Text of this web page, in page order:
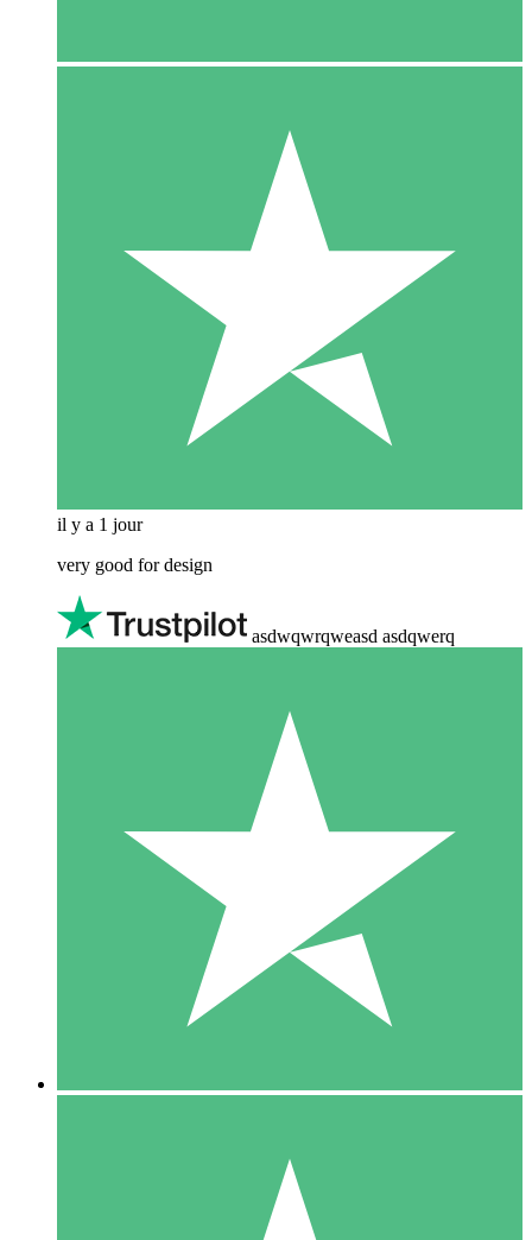
il y a 1 jour
very good for design
asdwqwrqweasd asdqwerq